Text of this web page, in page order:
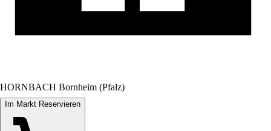
HORNBACH Bornheim (Pfalz)
Im Markt Reservieren